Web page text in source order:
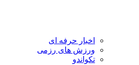
اخبار حرفه ای
ورزش های رزمی
تکواندو